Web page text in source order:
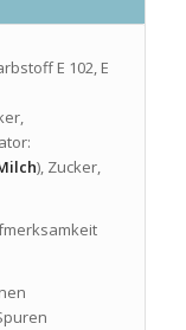
E 102, E
), Zucker,